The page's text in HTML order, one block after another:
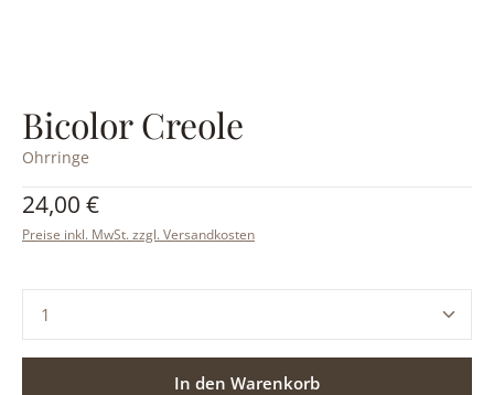
Bicolor Creole
Ohrringe
Regulärer Preis:
24,00 €
Preise inkl. MwSt. zzgl. Versandkosten
Produkt Anzahl: Gib den gewünschten Wert ein
In den Warenkorb